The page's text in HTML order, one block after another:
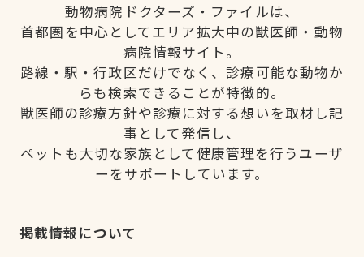
動物病院ドクターズ・ファイルは、
首都圏を中心としてエリア拡大中の獣医師・動物
病院情報サイト。
路線・駅・行政区だけでなく、診療可能な動物か
らも検索できることが特徴的。
獣医師の診療方針や診療に対する想いを取材し記
事として発信し、
ペットも大切な家族として健康管理を行うユーザ
ーをサポートしています。
掲載情報について